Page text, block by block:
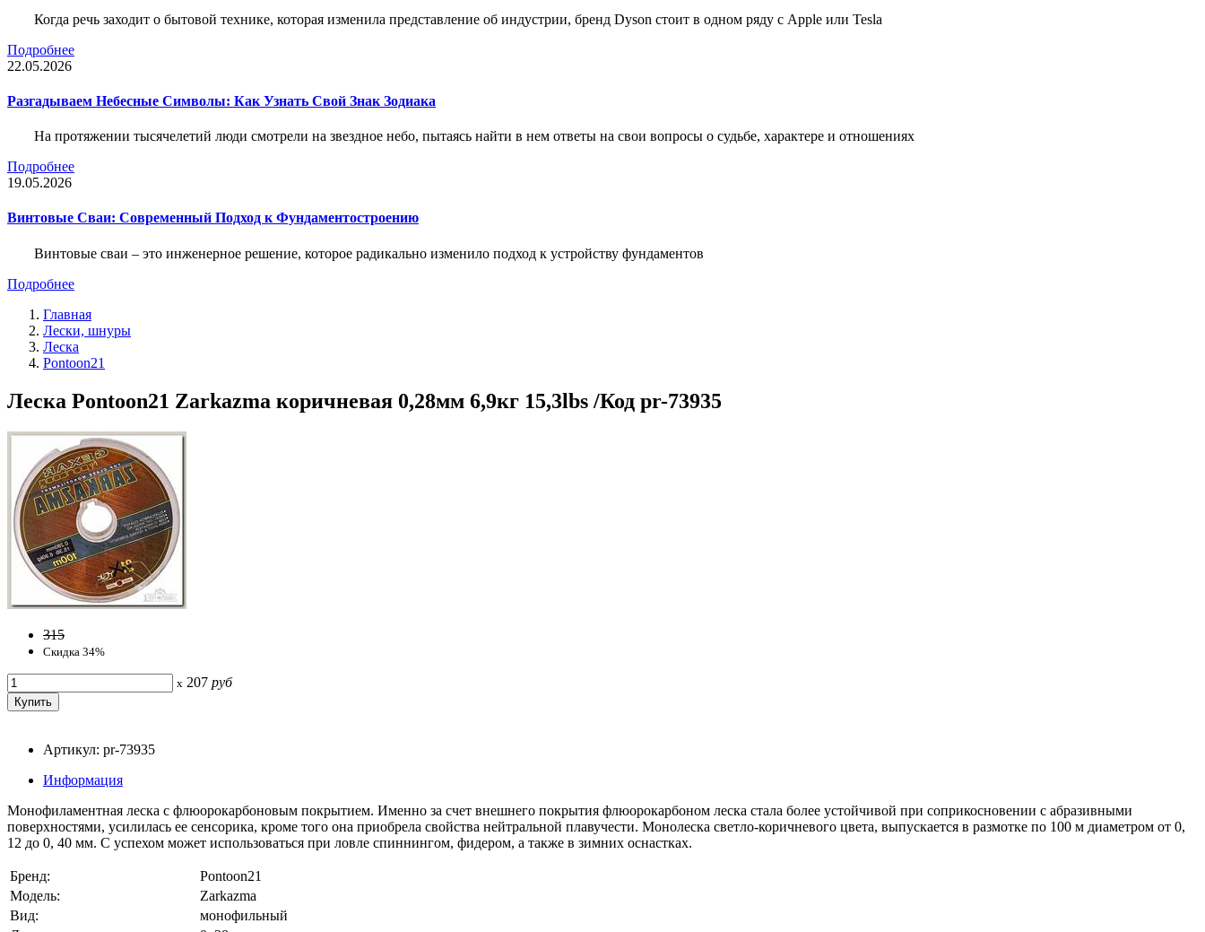
Когда речь заходит о бытовой технике, которая изменила представление об индустрии, бренд Dyson стоит в одном ряду с Apple или Tesla
Подробнее
22.05.2026
Разгадываем Небесные Символы: Как Узнать Свой Знак Зодиака
На протяжении тысячелетий люди смотрели на звездное небо, пытаясь найти в нем ответы на свои вопросы о судьбе, характере и отношениях
Подробнее
19.05.2026
Винтовые Сваи: Современный Подход к Фундаментостроению
Винтовые сваи – это инженерное решение, которое радикально изменило подход к устройству фундаментов
Подробнее
Главная
Лески, шнуры
Леска
Pontoon21
Леска Pontoon21 Zarkazma коричневая 0,28мм 6,9кг 15,3lbs /Код pr-73935
315
Скидка 34%
x 207 руб
Артикул: pr-73935
Информация
Монофиламентная леска с флюорокарбоновым покрытием. Именно за счет внешнего покрытия флюорокарбоном леска стала более устойчивой при соприкосновении с абразивными
поверхностями, усилилась ее сенсорика, кроме того она приобрела свойства нейтральной плавучести. Монолеска светло-коричневого цвета, выпускается в размотке по 100 м диаметром от 0,
12 до 0, 40 мм. С успехом может использоваться при ловле спиннингом, фидером, а также в зимних оснастках.
Бренд:
Pontoon21
Модель:
Zarkazma
Вид:
монофильный